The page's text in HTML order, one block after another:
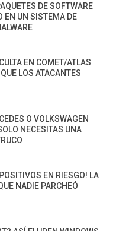
DE SOFTWARE
EN UN SISTEMA DE
EN COMET/ATLAS
LOS ATACANTES
O VOLKSWAGEN
NECESITAS UNA
EN RIESGO! LA
NADIE PARCHEÓ